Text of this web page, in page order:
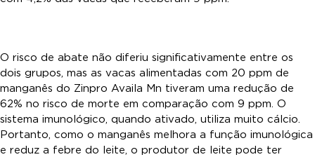
O risco de abate não diferiu significativamente entre os
dois grupos, mas as vacas alimentadas com 20 ppm de
manganês do Zinpro Availa Mn tiveram uma redução de
62% no risco de morte em comparação com 9 ppm. O
sistema imunológico, quando ativado, utiliza muito cálcio.
Portanto, como o manganês melhora a função imunológica
e reduz a febre do leite, o produtor de leite pode ter